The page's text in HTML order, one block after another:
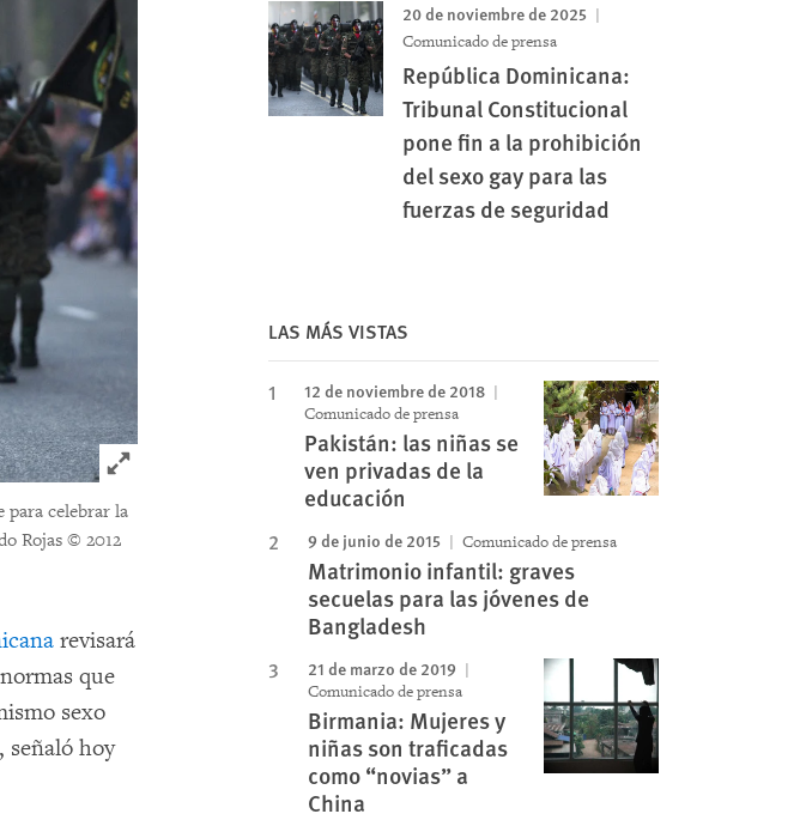
Click to expand Image
para celebrar la
Rojas © 2012
revisará
que
sexo
señaló hoy
20 de noviembre de 2025
Comunicado de prensa
República Dominicana:
Tribunal Constitucional
pone fin a la prohibición
del sexo gay para las
fuerzas de seguridad
LAS MÁS VISTAS
12 de noviembre de 2018
Comunicado de prensa
Pakistán: las niñas se
ven privadas de la
educación
9 de junio de 2015 Comunicado de prensa
Matrimonio infantil: graves
secuelas para las jóvenes de
Bangladesh
21 de marzo de 2019
Comunicado de prensa
Birmania: Mujeres y
niñas son traficadas
como “novias” a
China